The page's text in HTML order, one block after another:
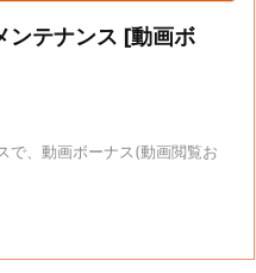
テナンス [動画ボ
で、動画ボーナス(動画閲覧お